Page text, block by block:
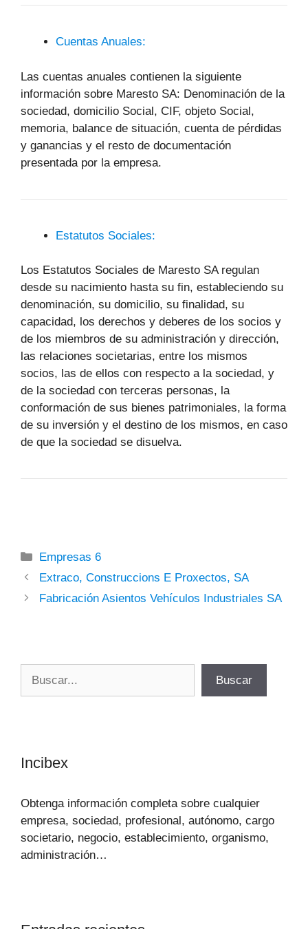
Cuentas Anuales:
Las cuentas anuales contienen la siguiente
información sobre Maresto SA: Denominación de la
sociedad, domicilio Social, CIF, objeto Social,
memoria, balance de situación, cuenta de pérdidas
y ganancias y el resto de documentación
presentada por la empresa.
Estatutos Sociales:
Los Estatutos Sociales de Maresto SA regulan
desde su nacimiento hasta su fin, estableciendo su
denominación, su domicilio, su finalidad, su
capacidad, los derechos y deberes de los socios y
de los miembros de su administración y dirección,
las relaciones societarias, entre los mismos
socios, las de ellos con respecto a la sociedad, y
de la sociedad con terceras personas, la
conformación de sus bienes patrimoniales, la forma
de su inversión y el destino de los mismos, en caso
de que la sociedad se disuelva.
Categorías
Empresas 6
Extraco, Construccions E Proxectos, SA
Fabricación Asientos Vehículos Industriales SA
Buscar
Incibex
Obtenga información completa sobre cualquier
empresa, sociedad, profesional, autónomo, cargo
societario, negocio, establecimiento, organismo,
administración…